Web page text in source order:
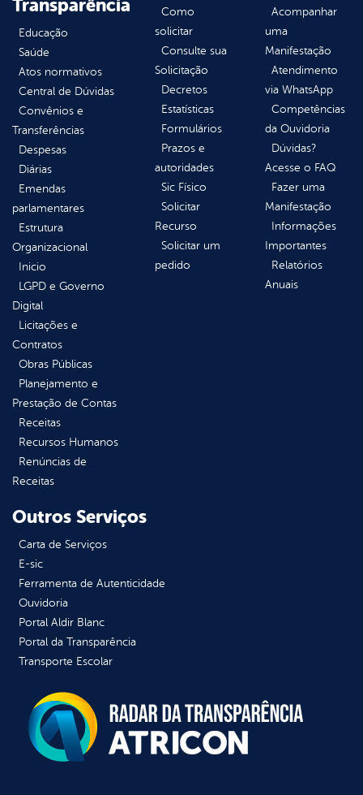
Transparência
Educação
Saúde
Atos normativos
Central de Dúvidas
Convênios e
Transferências
Despesas
Diárias
Emendas
parlamentares
Estrutura
Organizacional
Inicio
LGPD e Governo
Digital
Licitações e
Contratos
Obras Públicas
Planejamento e
Prestação de Contas
Receitas
Recursos Humanos
Renúncias de
Receitas
Como
solicitar
Consulte sua
Solicitação
Decretos
Estatísticas
Formulários
Prazos e
autoridades
Sic Físico
Solicitar
Recurso
Solicitar um
pedido
Acompanhar
uma
Manifestação
Atendimento
via WhatsApp
Competências
da Ouvidoria
Dúvidas?
Acesse o FAQ
Fazer uma
Manifestação
Informações
Importantes
Relatórios
Anuais
Outros Serviços
Carta de Serviços
E-sic
Ferramenta de Autenticidade
Ouvidoria
Portal Aldir Blanc
Portal da Transparência
Transporte Escolar